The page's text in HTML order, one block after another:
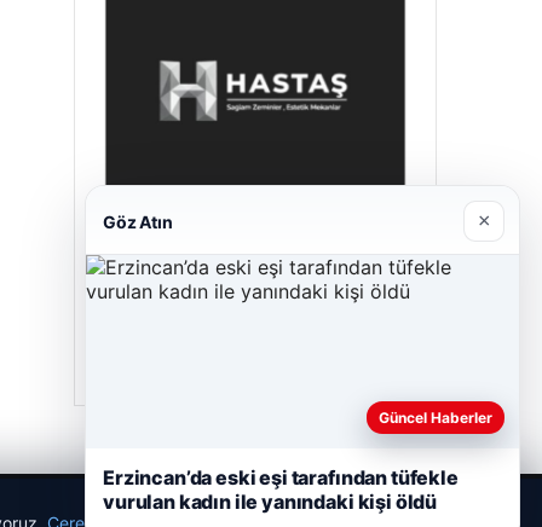
Hastaş Beton
Çerez Politikamız
Göz Atın ×
Güncel Haberler
Erzincan’da eski eşi tarafından tüfekle
vurulan kadın ile yanındaki kişi öldü